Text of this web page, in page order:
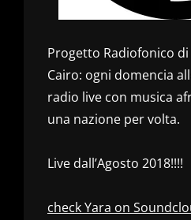
Progetto Radiofonico di
Cairo: ogni domencia
radio live con musica
una nazione per volta.
Live dall’Agosto 2018!!!!
check Yara on